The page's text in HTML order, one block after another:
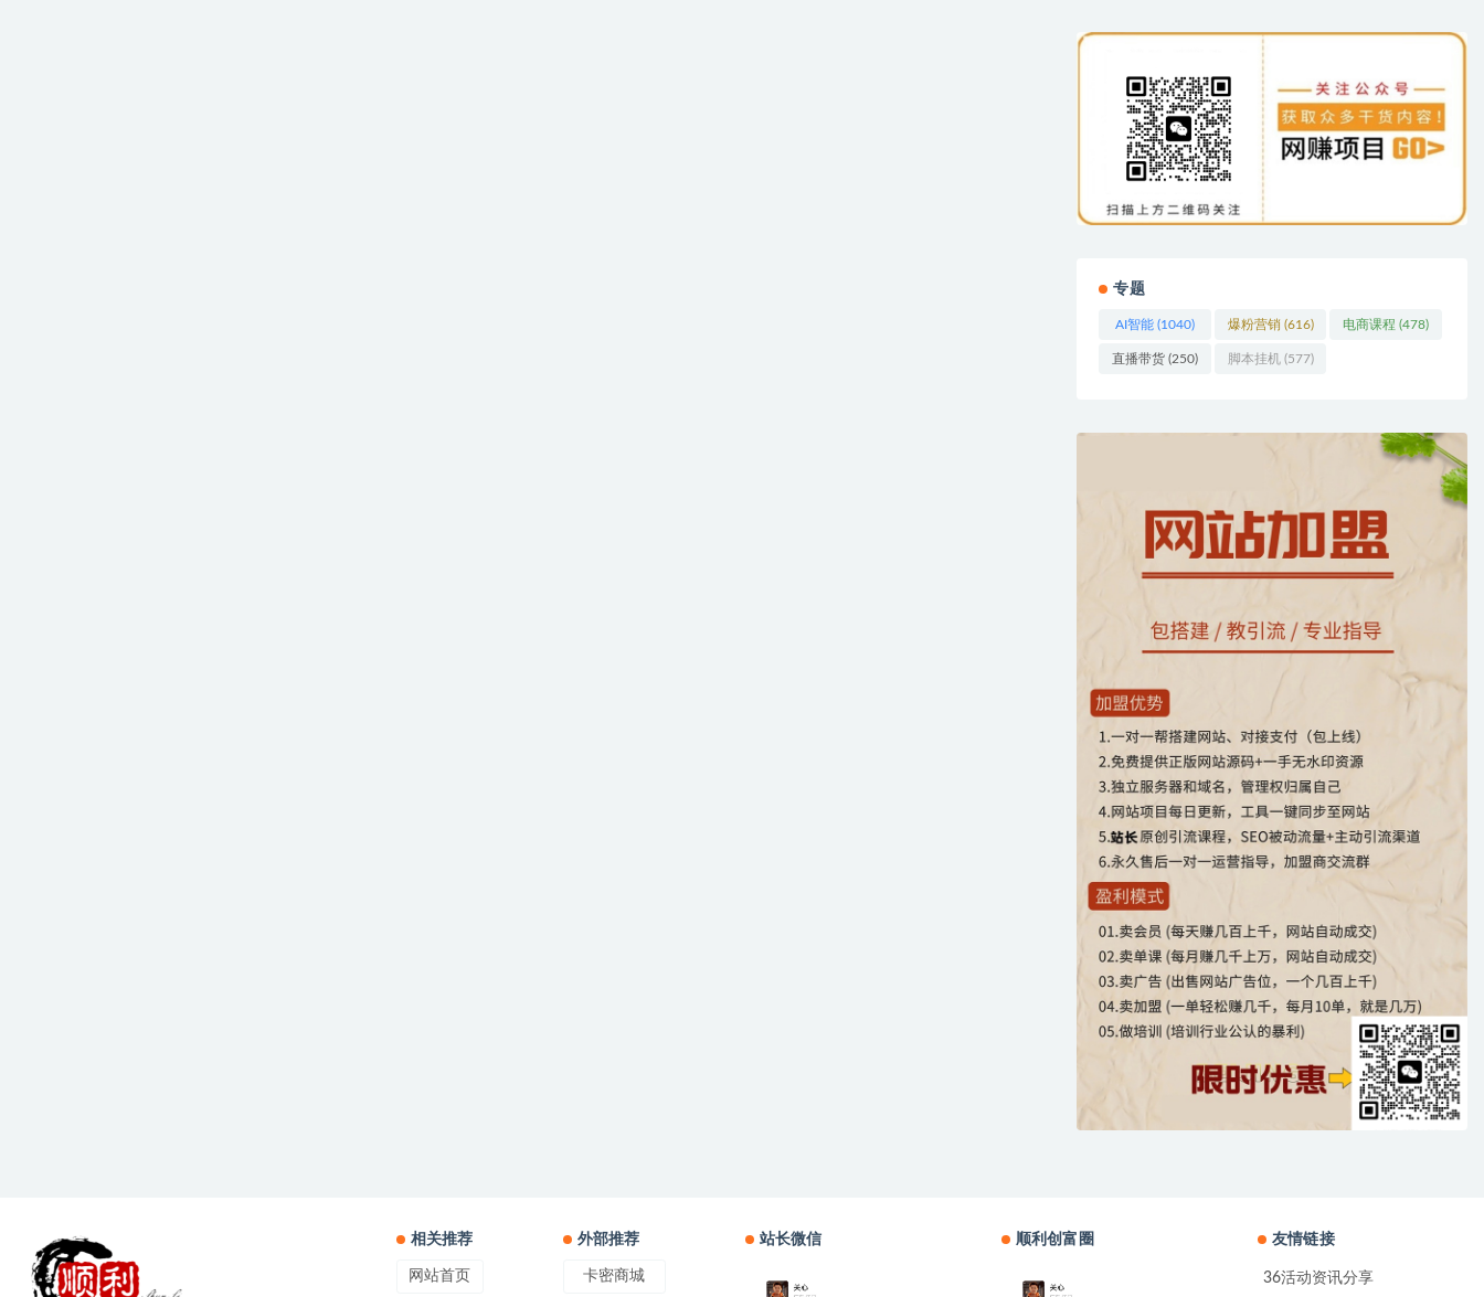
专题
AI智能 (1040) 爆粉营销(616) 电商课程 (478)
直播带货 (250) 脚本挂机(577)
相关推荐
网站首页
外部推荐
卡密商城
站长微信 顺利创富圈 友情链接
36活动资讯分享